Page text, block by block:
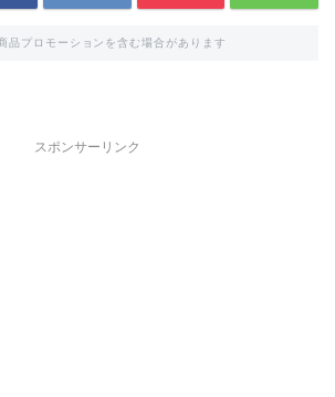
品プロモーションを含む場合があります
スポンサーリンク